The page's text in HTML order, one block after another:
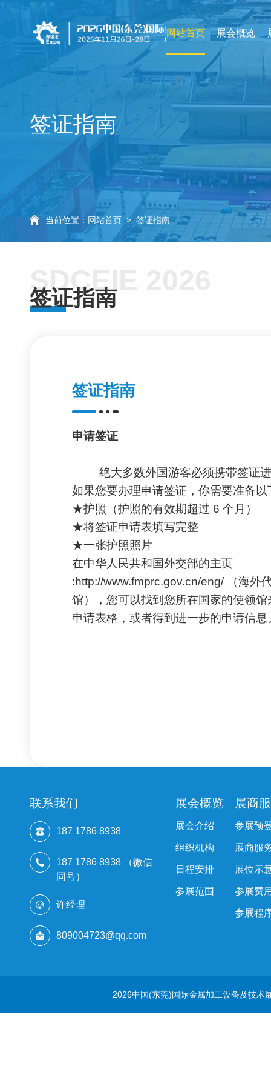
网站首页 展会概览
签证指南
当前位置： 网站首页> 签证指南
SDCEIE 2026
签证指南
签证指南
申请签证
绝大多数外国游客必须携带签证进
如果您要办理申请签证，你需要准备
★护照（护照的有效期超过 6 个月）
★将签证申请表填写完整
★一张护照照片
在中华人民共和国外交部的主页
:http://www.fmprc.gov.cn/eng/ （海外
馆），您可以找到您所在国家的使领
申请表格，或者得到进一步的申请信息
联系我们
187 1786 8938
187 1786 8938 （微信
同号）
许经理
809004723@qq.com
展会概览
展会介绍
组织机构
日程安排
参展范围
展商
参展预
展商服
展位示
参展费
参展程
2026中国(东莞)国际金属加工设备及技术